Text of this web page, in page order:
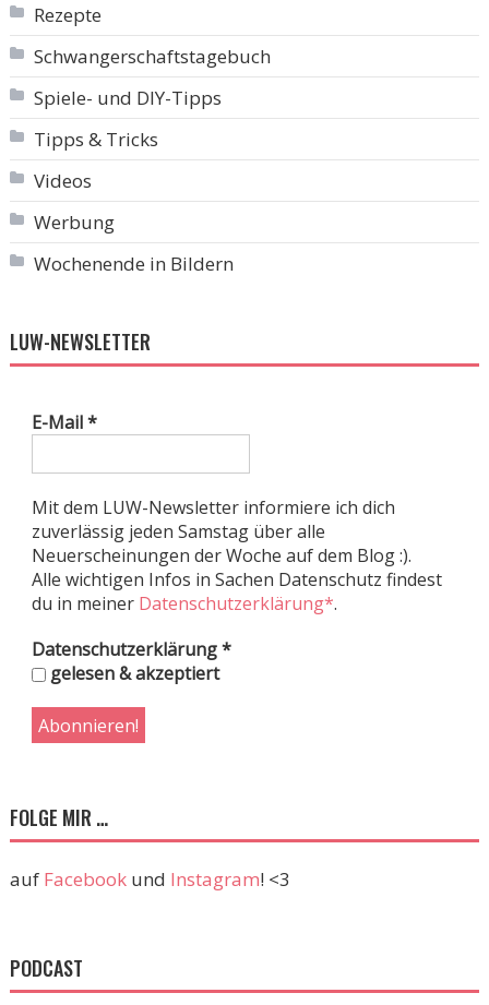
Rezepte
Schwangerschaftstagebuch
Spiele- und DIY-Tipps
Tipps & Tricks
Videos
Werbung
Wochenende in Bildern
LUW-NEWSLETTER
E-Mail*
Mit dem LUW-Newsletter informiere ich dich
zuverlässig jeden Samstag über alle
Neuerscheinungen der Woche auf dem Blog :).
Alle wichtigen Infos in Sachen Datenschutz findest
du in meiner Datenschutzerklärung*.
Datenschutzerklärung*
gelesen & akzeptiert
FOLGE MIR …
auf Facebookund Instagram! <3
PODCAST